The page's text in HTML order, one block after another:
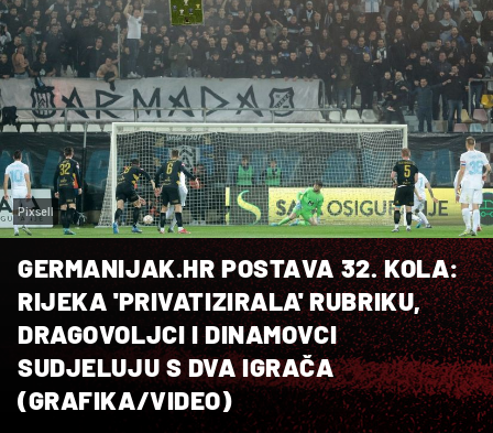
Pixsell
GERMANIJAK.HR POSTAVA 32. KOLA:
RIJEKA 'PRIVATIZIRALA' RUBRIKU,
DRAGOVOLJCI I DINAMOVCI
SUDJELUJU S DVA IGRAČA
(GRAFIKA/VIDEO)